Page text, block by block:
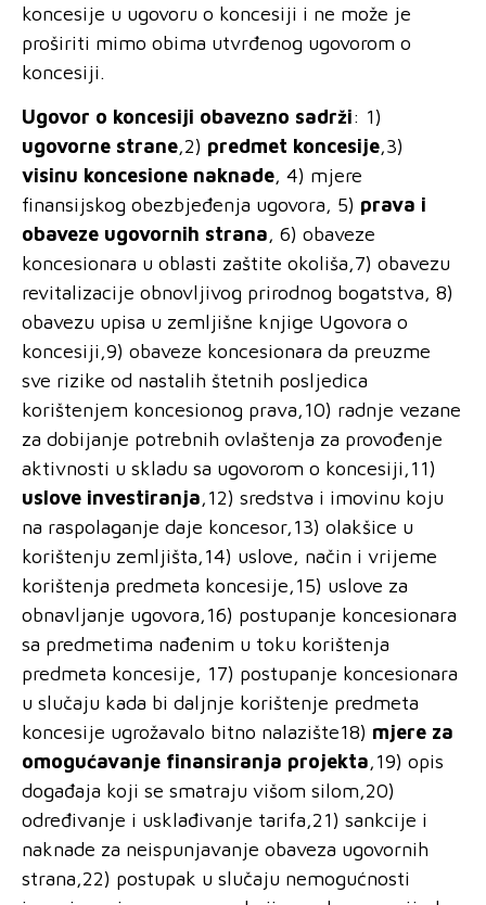
koncesije u ugovoru o koncesiji i ne može je
proširiti mimo obima utvrđenog ugovorom o
koncesiji.
Ugovor o koncesiji obavezno sadrži: 1)
ugovorne strane,2) predmet koncesije,3)
visinu koncesione naknade, 4) mjere
finansijskog obezbjeđenja ugovora, 5) prava i
obaveze ugovornih strana, 6) obaveze
koncesionara u oblasti zaštite okoliša,7) obavezu
revitalizacije obnovljivog prirodnog bogatstva, 8)
obavezu upisa u zemljišne knjige Ugovora o
koncesiji,9) obaveze koncesionara da preuzme
sve rizike od nastalih štetnih posljedica
korištenjem koncesionog prava,10) radnje vezane
za dobijanje potrebnih ovlaštenja za provođenje
aktivnosti u skladu sa ugovorom o koncesiji,11)
uslove investiranja,12) sredstva i imovinu koju
na raspolaganje daje koncesor,13) olakšice u
korištenju zemljišta,14) uslove, način i vrijeme
korištenja predmeta koncesije,15) uslove za
obnavljanje ugovora,16) postupanje koncesionara
sa predmetima nađenim u toku korištenja
predmeta koncesije, 17) postupanje koncesionara
u slučaju kada bi daljnje korištenje predmeta
koncesije ugrožavalo bitno nalazište18) mjere za
omogućavanje finansiranja projekta,19) opis
događaja koji se smatraju višom silom,20)
određivanje i usklađivanje tarifa,21) sankcije i
naknade za neispunjavanje obaveza ugovornih
strana,22) postupak u slučaju nemogućnosti